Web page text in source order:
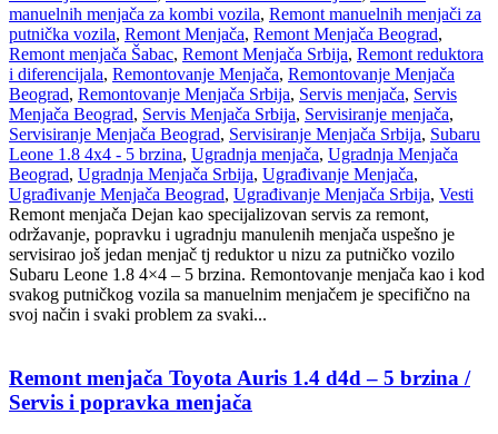
manuelnih menjača za kombi vozila, Remont manuelnih menjači za
putnička vozila, Remont Menjača, Remont Menjača Beograd,
Remont menjača Šabac, Remont Menjača Srbija, Remont reduktora
i diferencijala, Remontovanje Menjača, Remontovanje Menjača
Beograd, Remontovanje Menjača Srbija, Servis menjača, Servis
Menjača Beograd, Servis Menjača Srbija, Servisiranje menjača,
Servisiranje Menjača Beograd, Servisiranje Menjača Srbija, Subaru
Leone 1.8 4x4 - 5 brzina, Ugradnja menjača, Ugradnja Menjača
Beograd, Ugradnja Menjača Srbija, Ugrađivanje Menjača,
Ugrađivanje Menjača Beograd, Ugrađivanje Menjača Srbija, Vesti
Remont menjača Dejan kao specijalizovan servis za remont,
održavanje, popravku i ugradnju manulenih menjača uspešno je
servisirao još jedan menjač tj reduktor u nizu za putničko vozilo
Subaru Leone 1.8 4×4 – 5 brzina. Remontovanje menjača kao i kod
svakog putničkog vozila sa manuelnim menjačem je specifično na
svoj način i svaki problem za svaki...
Remont menjača Toyota Auris 1.4 d4d – 5 brzina /
Servis i popravka menjača